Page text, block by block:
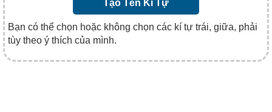
Tạo Tên Kí Tự
Bạn có thể chọn hoặc không chọn các kí tự trái, giữa, phải
tùy theo ý thích của mình.